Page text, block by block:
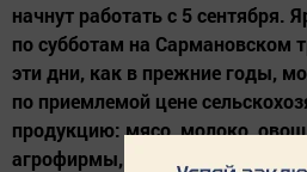
начнут работать с 5 сентября.
по субботам на Сармановском
эти дни, как в прежние годы,
по приемлемой цене
продукцию: мясо, молоко,
агрофирмы, крестьянско-